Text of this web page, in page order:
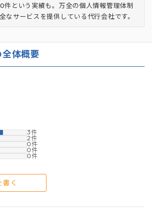
件という実績も。万全の個人情報管理体制
なサービスを提供している代行会社です。
体概要
3
2
0
0
0
く